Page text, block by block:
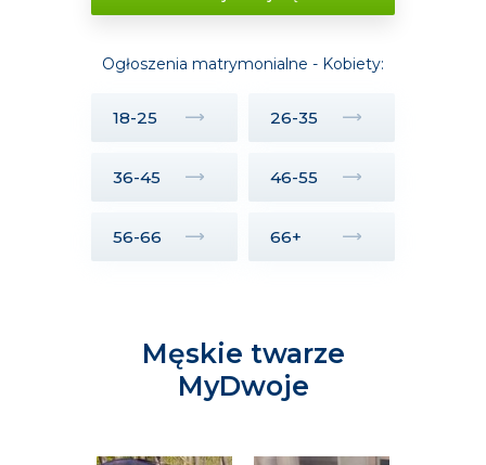
Ogłoszenia matrymonialne - Kobiety:
18-25 26-35
36-45 46-55
56-66 66+
Męskie twarze
MyDwoje